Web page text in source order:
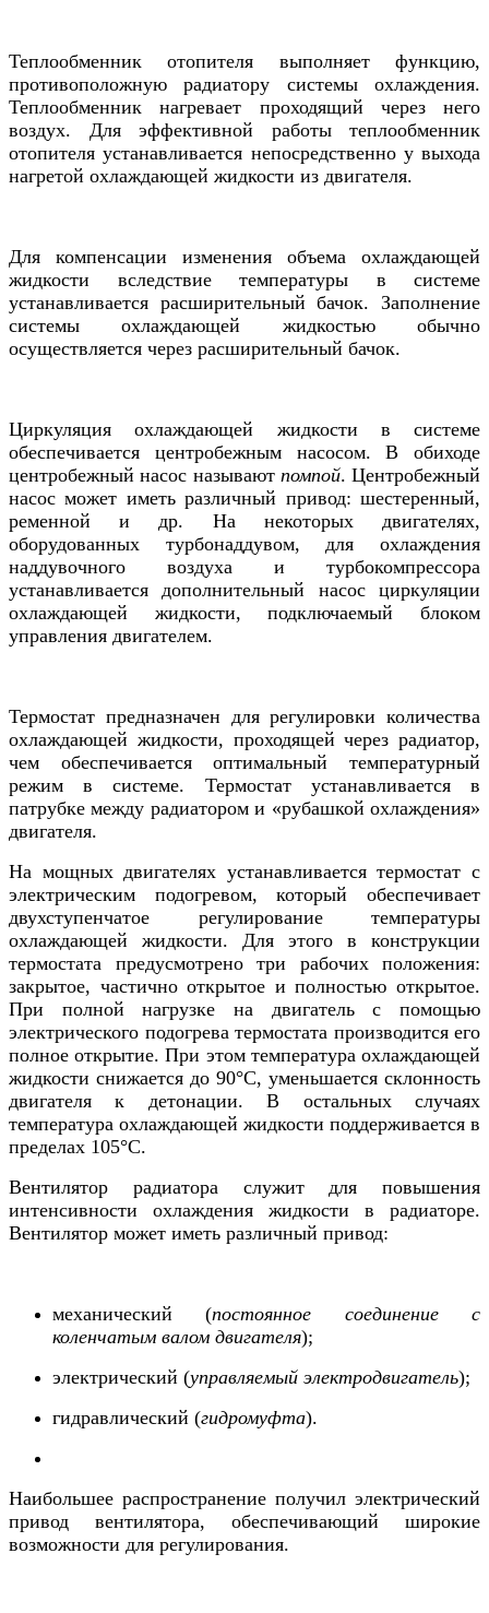
Теплообменник отопителя выполняет функцию,
противоположную радиатору системы охлаждения.
Теплообменник нагревает проходящий через него
воздух. Для эффективной работы теплообменник
отопителя устанавливается непосредственно у выхода
нагретой охлаждающей жидкости из двигателя.
Для компенсации изменения объема охлаждающей
жидкости вследствие температуры в системе
устанавливается расширительный бачок. Заполнение
системы охлаждающей жидкостью обычно
осуществляется через расширительный бачок.
Циркуляция охлаждающей жидкости в системе
обеспечивается центробежным насосом. В обиходе
центробежный насос называют помпой. Центробежный
насос может иметь различный привод: шестеренный,
ременной и др. На некоторых двигателях,
оборудованных турбонаддувом, для охлаждения
наддувочного воздуха и турбокомпрессора
устанавливается дополнительный насос циркуляции
охлаждающей жидкости, подключаемый блоком
управления двигателем.
Термостат предназначен для регулировки количества
охлаждающей жидкости, проходящей через радиатор,
чем обеспечивается оптимальный температурный
режим в системе. Термостат устанавливается в
патрубке между радиатором и «рубашкой охлаждения»
двигателя.
На мощных двигателях устанавливается термостат с
электрическим подогревом, который обеспечивает
двухступенчатое регулирование температуры
охлаждающей жидкости. Для этого в конструкции
термостата предусмотрено три рабочих положения:
закрытое, частично открытое и полностью открытое.
При полной нагрузке на двигатель с помощью
электрического подогрева термостата производится его
полное открытие. При этом температура охлаждающей
жидкости снижается до 90°С, уменьшается склонность
двигателя к детонации. В остальных случаях
температура охлаждающей жидкости поддерживается в
пределах 105°С.
Вентилятор радиатора служит для повышения
интенсивности охлаждения жидкости в радиаторе.
Вентилятор может иметь различный привод:
механический (постоянное соединение с
коленчатым валом двигателя);
электрический (управляемый электродвигатель);
гидравлический (гидромуфта).
Наибольшее распространение получил электрический
привод вентилятора, обеспечивающий широкие
возможности для регулирования.